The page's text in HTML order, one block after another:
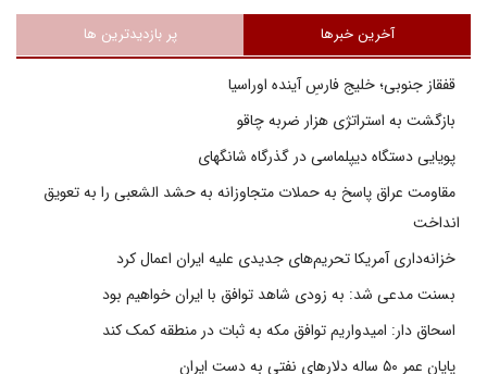
آخرین خبرها پر بازدیدترین ها
قفقاز جنوبی؛ خلیج فارسِ آینده اوراسیا
بازگشت به استراتژی هزار ضربه چاقو
پویایی دستگاه دیپلماسی در گذرگاه شانگهای
مقاومت عراق پاسخ به حملات متجاوزانه به حشد الشعبی را به تعویق
انداخت
خزانه‌داری آمریکا تحریم‌های جدیدی علیه ایران اعمال کرد
بسنت مدعی شد: به زودی شاهد توافق با ایران خواهیم بود
اسحاق دار: امیدواریم توافق مکه به ثبات در منطقه کمک کند
پایان عمر ۵۰ ساله دلارهای نفتی به دست ایران